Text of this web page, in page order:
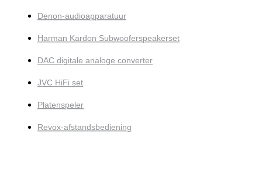
Denon-audioapparatuur
Harman Kardon Subwooferspeakerset
DAC digitale analoge converter
JVC HiFi set
Platenspeler
Revox-afstandsbediening